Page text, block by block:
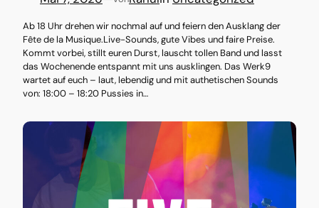
Ab 18 Uhr drehen wir nochmal auf und feiern den Ausklang der
Fête de la Musique.Live-Sounds, gute Vibes und faire Preise.
Kommt vorbei, stillt euren Durst, lauscht tollen Band und lasst
das Wochenende entspannt mit uns ausklingen. Das Werk9
wartet auf euch – laut, lebendig und mit authetischen Sounds
von: 18:00 – 18:20 Pussies in…